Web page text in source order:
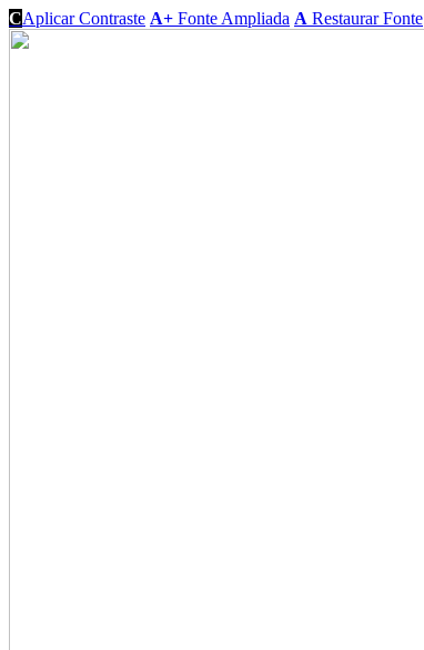
CAplicar Contraste A+ Fonte Ampliada A Restaurar Fonte